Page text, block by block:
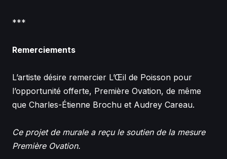
***
Remerciements
L’artiste désire remercier L’Œil de Poisson pour
l’opportunité offerte, Première Ovation, de même
que Charles-Étienne Brochu et Audrey Careau.
Ce projet de murale a reçu le soutien de la mesure
Première Ovation.